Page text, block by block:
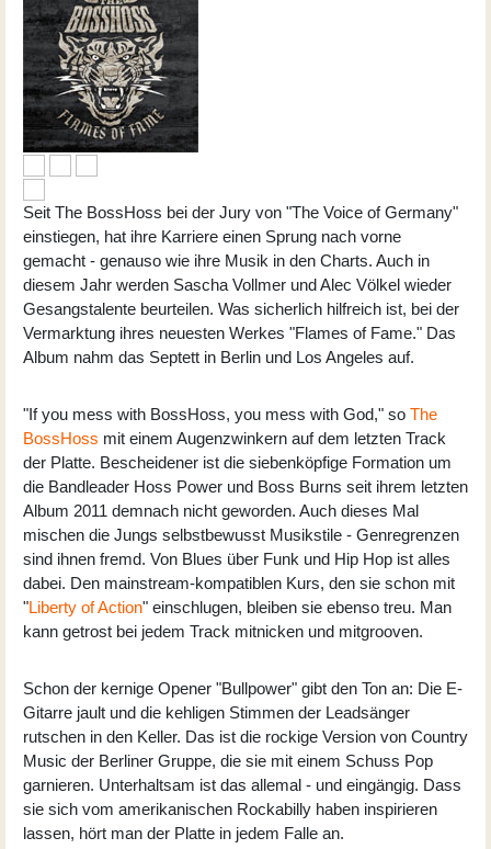
Seit The BossHoss bei der Jury von "The Voice of Germany"
einstiegen, hat ihre Karriere einen Sprung nach vorne
gemacht - genauso wie ihre Musik in den Charts. Auch in
diesem Jahr werden Sascha Vollmer und Alec Völkel wieder
Gesangstalente beurteilen. Was sicherlich hilfreich ist, bei der
Vermarktung ihres neuesten Werkes "Flames of Fame." Das
Album nahm das Septett in Berlin und Los Angeles auf.
"If you mess with BossHoss, you mess with God," so The
BossHoss mit einem Augenzwinkern auf dem letzten Track
der Platte. Bescheidener ist die siebenköpfige Formation um
die Bandleader Hoss Power und Boss Burns seit ihrem letzten
Album 2011 demnach nicht geworden. Auch dieses Mal
mischen die Jungs selbstbewusst Musikstile - Genregrenzen
sind ihnen fremd. Von Blues über Funk und Hip Hop ist alles
dabei. Den mainstream-kompatiblen Kurs, den sie schon mit
"Liberty of Action" einschlugen, bleiben sie ebenso treu. Man
kann getrost bei jedem Track mitnicken und mitgrooven.
Schon der kernige Opener "Bullpower" gibt den Ton an: Die E-
Gitarre jault und die kehligen Stimmen der Leadsänger
rutschen in den Keller. Das ist die rockige Version von Country
Music der Berliner Gruppe, die sie mit einem Schuss Pop
garnieren. Unterhaltsam ist das allemal - und eingängig. Dass
sie sich vom amerikanischen Rockabilly haben inspirieren
lassen, hört man der Platte in jedem Falle an.